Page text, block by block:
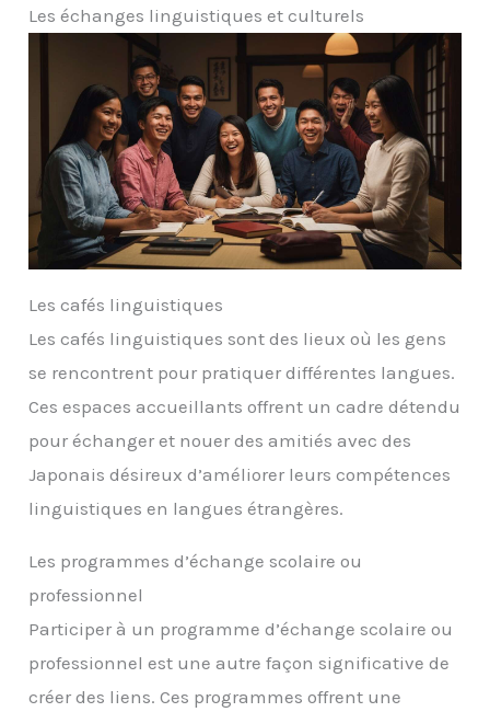
Les échanges linguistiques et culturels
Les cafés linguistiques
Les cafés linguistiques sont des lieux où les gens
se rencontrent pour pratiquer différentes langues.
Ces espaces accueillants offrent un cadre détendu
pour échanger et nouer des amitiés avec des
Japonais désireux d’améliorer leurs compétences
linguistiques en langues étrangères.
Les programmes d’échange scolaire ou
professionnel
Participer à un programme d’échange scolaire ou
professionnel est une autre façon significative de
créer des liens. Ces programmes offrent une